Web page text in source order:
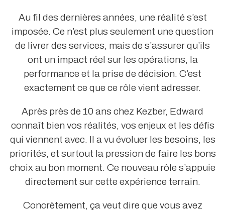
Au fil des dernières années, une réalité s’est
imposée. Ce n’est plus seulement une question
de livrer des services, mais de s’assurer qu’ils
ont un impact réel sur les opérations, la
performance et la prise de décision. C’est
exactement ce que ce rôle vient adresser.
Après près de 10 ans chez Kezber, Edward
connaît bien vos réalités, vos enjeux et les défis
qui viennent avec. Il a vu évoluer les besoins, les
priorités, et surtout la pression de faire les bons
choix au bon moment. Ce nouveau rôle s’appuie
directement sur cette expérience terrain.
Concrètement, ça veut dire que vous avez